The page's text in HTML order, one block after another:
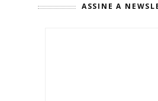
ASSINE A